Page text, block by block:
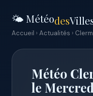
🌤️ Météodes
Accueil › Actualités ›
Météo
le